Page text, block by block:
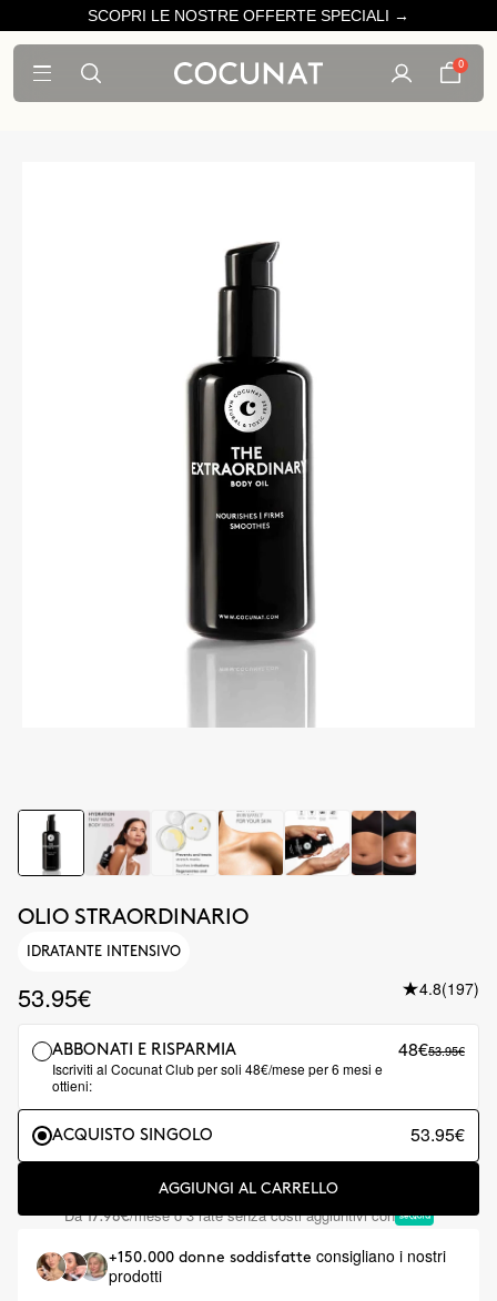
SCOPRI LE NOSTRE OFFERTE SPECIALI →
0
OLIO STRAORDINARIO
IDRATANTE INTENSIVO
53.95€ 4.8(197)
ABBONATI E RISPARMIA
Iscriviti al Cocunat Club per soli 48€/mese per 6 mesi e
ottieni:
48€53.95€
ACQUISTO SINGOLO 53.95€
AGGIUNGI AL CARRELLO
Da17.98€/mese o 3 rate senza costi aggiuntivi con
+150.000 donne soddisfatte consigliano i nostri
prodotti